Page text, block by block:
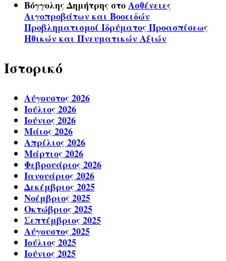
Βόγγολης ΔημήτρηςστοΑσθένειες
Αιγοπροβάτων και Βοοειδών
Προβληματισμοί Ιδρύματος Προασπίσεως
Ηθικών και Πνευματικών Αξιών
Ιστορικό
Αύγουστος 2026
Ιούλιος 2026
Ιούνιος 2026
Μάιος 2026
Απρίλιος 2026
Μάρτιος 2026
Φεβρουάριος 2026
Ιανουάριος 2026
Δεκέμβριος 2025
Νοέμβριος 2025
Οκτώβριος 2025
Σεπτέμβριος 2025
Αύγουστος 2025
Ιούλιος 2025
Ιούνιος 2025